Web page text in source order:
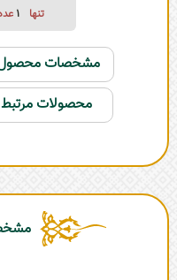
تنها 1
مشخصات
محصولات مرتبط